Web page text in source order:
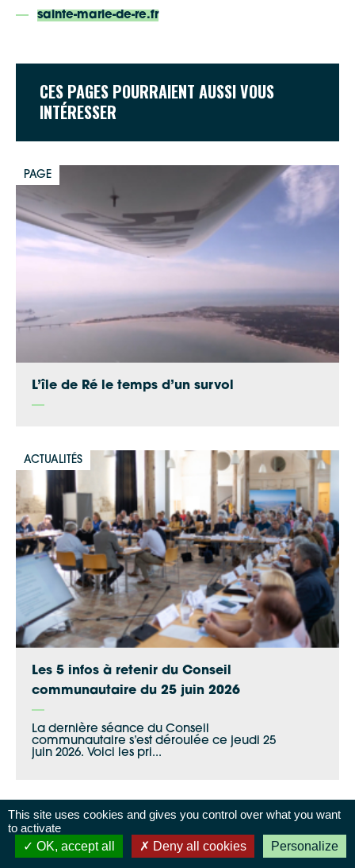
Démarches en ligne Agenda
CES PAGES POURRAIENT AUSSI VOUS
INTÉRESSER
PAGE
L’île de Ré le temps d’un survol
ACTUALITÉS
Les 5 infos à retenir du Conseil
communautaire du 25 juin 2026
La dernière séance du Conseil
communautaire s’est déroulée ce jeudi 25
juin 2026. Voici les pri...
sainte-marie-de-re.fr
This site uses cookies and gives you control over what you want
to activate
OK, accept all
Deny all cookies Personalize